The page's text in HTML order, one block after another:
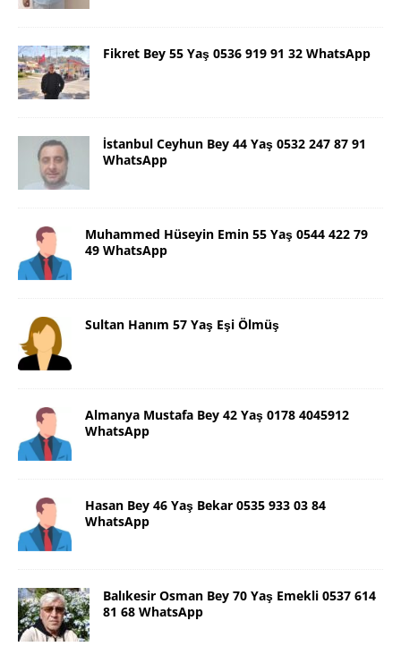
Fikret Bey 55 Yaş 0536 919 91 32 WhatsApp
İstanbul Ceyhun Bey 44 Yaş 0532 247 87 91
WhatsApp
Muhammed Hüseyin Emin 55 Yaş 0544 422 79
49 WhatsApp
Sultan Hanım 57 Yaş Eşi Ölmüş
Almanya Mustafa Bey 42 Yaş 0178 4045912
WhatsApp
Hasan Bey 46 Yaş Bekar 0535 933 03 84
WhatsApp
Balıkesir Osman Bey 70 Yaş Emekli 0537 614
81 68 WhatsApp